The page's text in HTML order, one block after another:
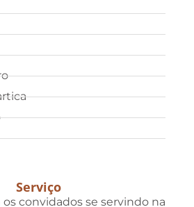
Serviço
os convidados se servindo na